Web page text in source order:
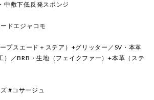
敷下低反発スポンジ
ドエジャコモ
プスエード＋ステア）+グリッター／SV・本革
）／BRB・生地（フェイクファー）+本革（ステ
#コサージュ